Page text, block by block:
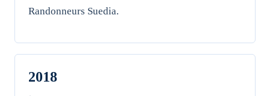
Randonneurs Suedia.
2018